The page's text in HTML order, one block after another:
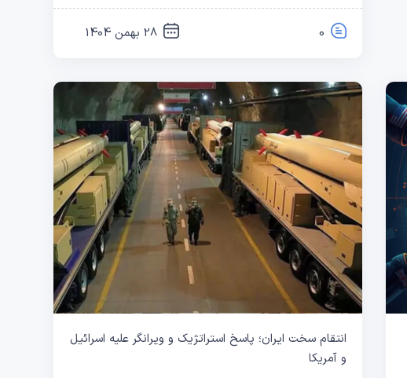
0 28 بهمن 1404
انتقام سخت ایران؛ پاسخ استراتژیک و ویرانگر علیه اسرائیل
و آمریکا